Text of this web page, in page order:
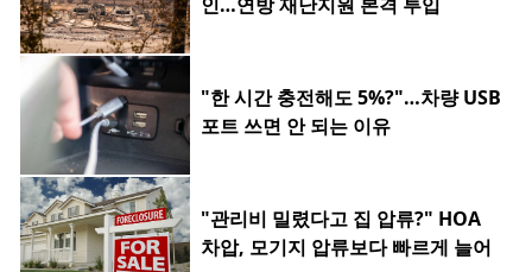
"한 시간 충전해도 5%?"…차량 USB
포트 쓰면 안 되는 이유
"관리비 밀렸다고 집 압류?" HOA
차압, 모기지 압류보다 빠르게 늘어